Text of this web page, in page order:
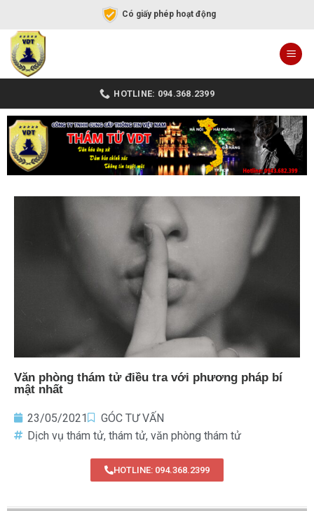
Có giấy phép hoạt động
HOTLINE: 094.368.2399
Văn phòng thám tử điều tra với phương pháp bí
mật nhất
23/05/2021
GÓC TƯ VẤN
Dịch vụ thám tử, thám tử, văn phòng thám tử
HOTLINE: 094.368.2399